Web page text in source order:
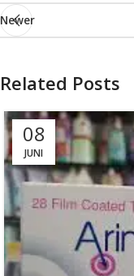
Newer
Related Posts
08
JUNI